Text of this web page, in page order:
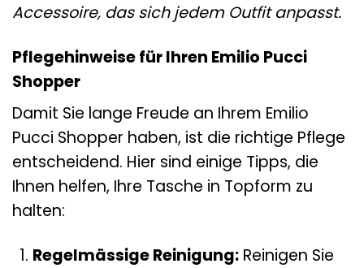
Accessoire, das sich jedem Outfit anpasst.
Pflegehinweise für Ihren Emilio Pucci
Shopper
Damit Sie lange Freude an Ihrem Emilio
Pucci Shopper haben, ist die richtige Pflege
entscheidend. Hier sind einige Tipps, die
Ihnen helfen, Ihre Tasche in Topform zu
halten:
Regelmässige Reinigung:Reinigen Sie